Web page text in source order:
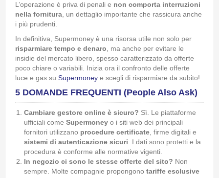
L’operazione è priva di penali e non comporta interruzioni
nella fornitura , un dettaglio importante che rassicura anche
i più prudenti.
In definitiva, Supermoney è una risorsa utile non solo per
risparmiare tempo e denaro , ma anche per evitare le
insidie del mercato libero, spesso caratterizzato da offerte
poco chiare o variabili. Inizia ora il confronto delle offerte
luce e gas su Supermoney e scegli di risparmiare da subito!
5 DOMANDE FREQUENTI (People Also Ask)
Cambiare gestore online è sicuro? Sì. Le piattaforme
ufficiali come Supermoney o i siti web dei principali
fornitori utilizzano procedure certificate , firme digitali e
sistemi di autenticazione sicuri . I dati sono protetti e la
procedura è conforme alle normative vigenti.
In negozio ci sono le stesse offerte del sito? Non
sempre. Molte compagnie propongono tariffe esclusive